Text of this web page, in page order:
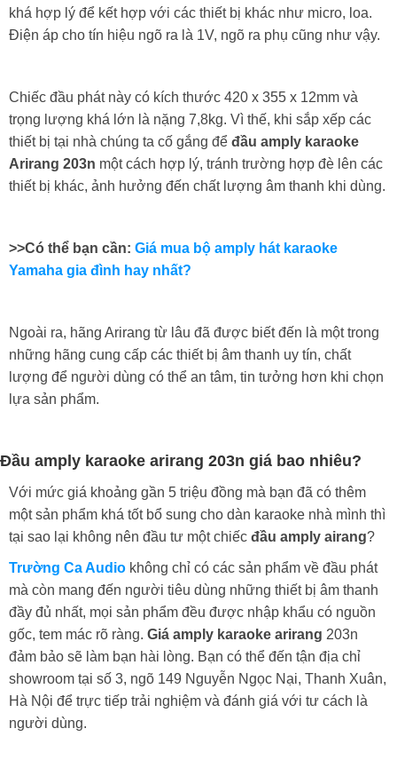
khá hợp lý để kết hợp với các thiết bị khác như micro, loa.
Điện áp cho tín hiệu ngõ ra là 1V, ngõ ra phụ cũng như vậy.
Chiếc đầu phát này có kích thước 420 x 355 x 12mm và
trọng lượng khá lớn là nặng 7,8kg. Vì thế, khi sắp xếp các
thiết bị tại nhà chúng ta cố gắng để đầu amply karaoke
Arirang 203n một cách hợp lý, tránh trường hợp đè lên các
thiết bị khác, ảnh hưởng đến chất lượng âm thanh khi dùng.
>>Có thể bạn cần: Giá mua bộ amply hát karaoke
Yamaha gia đình hay nhất?
Ngoài ra, hãng Arirang từ lâu đã được biết đến là một trong
những hãng cung cấp các thiết bị âm thanh uy tín, chất
lượng để người dùng có thể an tâm, tin tưởng hơn khi chọn
lựa sản phẩm.
Đầu amply karaoke arirang 203n giá bao nhiêu?
Với mức giá khoảng gần 5 triệu đồng mà bạn đã có thêm
một sản phẩm khá tốt bổ sung cho dàn karaoke nhà mình thì
tại sao lại không nên đầu tư một chiếc đầu amply airang?
Trường Ca Audio không chỉ có các sản phẩm về đầu phát
mà còn mang đến người tiêu dùng những thiết bị âm thanh
đầy đủ nhất, mọi sản phẩm đều được nhập khẩu có nguồn
gốc, tem mác rõ ràng. Giá amply karaoke arirang 203n
đảm bảo sẽ làm bạn hài lòng. Bạn có thể đến tận địa chỉ
showroom tại số 3, ngõ 149 Nguyễn Ngọc Nại, Thanh Xuân,
Hà Nội để trực tiếp trải nghiệm và đánh giá với tư cách là
người dùng.